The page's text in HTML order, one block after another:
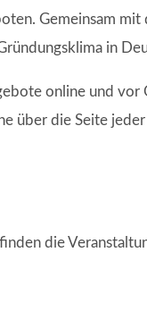
Gemeinsam
in
online und
über die Seite
die